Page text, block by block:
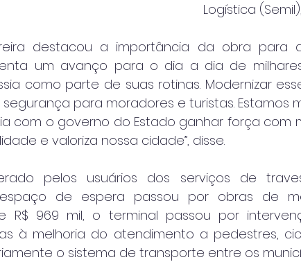
Logística
destacou a importância da obra para a
um avanço para o dia a dia de
como parte de suas rotinas. Modernizar
para moradores e turistas. Estamos
com o governo do Estado ganhar força com
e valoriza nossa cidade”, disse.
pelos usuários dos serviços de
de espera passou por obras de
R$ 969 mil, o terminal passou por
à melhoria do atendimento a pedestres,
o sistema de transporte entre os